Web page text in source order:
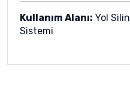
Kullanım Alanı: Yol
Sistemi